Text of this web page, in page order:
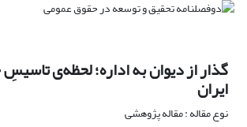
گذار از دیوان به اداره؛ لحظه‌ی
ایران
نوع مقاله : مقاله پژوهشی